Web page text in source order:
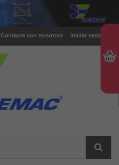
Iniciar sesión
Contacte con nosotros